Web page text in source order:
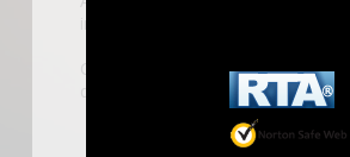
inscrivant, vous pourrez accéder
C'est rapide et gratuit, des milliers
discussions, faire des rencontres,